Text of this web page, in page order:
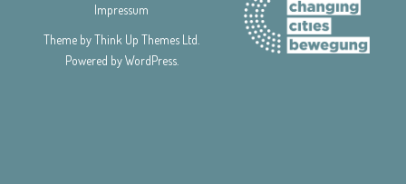
Impressum
Theme byThink Up Themes Ltd
Powered byWordPress.